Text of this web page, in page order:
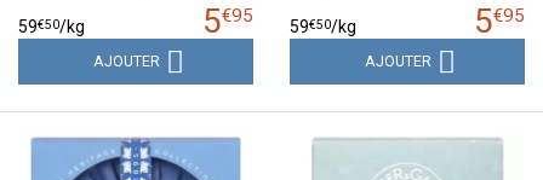
5€95
59€50/kg
AJOUTER
5€95
59€50/kg
AJOUTER